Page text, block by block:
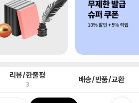
리뷰/한줄평
3 배송/반품/교환